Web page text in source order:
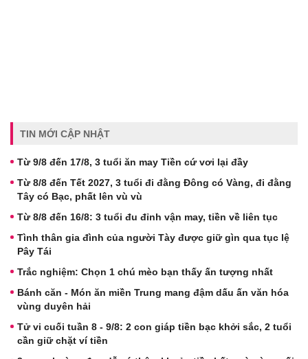
TIN MỚI CẬP NHẬT
Từ 9/8 đến 17/8, 3 tuổi ăn may Tiền cứ vơi lại đầy
Từ 8/8 đến Tết 2027, 3 tuổi đi đằng Đông có Vàng, đi đằng
Tây có Bạc, phất lên vù vù
Từ 8/8 đến 16/8: 3 tuổi đu đỉnh vận may, tiền về liên tục
Tình thân gia đình của người Tày được giữ gìn qua tục lệ
Pây Tái
Trắc nghiệm: Chọn 1 chú mèo bạn thấy ấn tượng nhất
Bánh căn - Món ăn miền Trung mang đậm dấu ấn văn hóa
vùng duyên hải
Tử vi cuối tuần 8 - 9/8: 2 con giáp tiền bạc khởi sắc, 2 tuổi
cần giữ chặt ví tiền